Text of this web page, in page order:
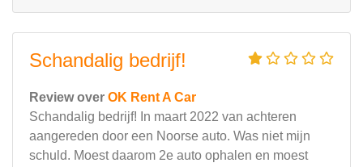
Schandalig bedrijf!
Review over OK Rent A Car
Schandalig bedrijf! In maart 2022 van achteren
aangereden door een Noorse auto. Was niet mijn
schuld. Moest daarom 2e auto ophalen en moest